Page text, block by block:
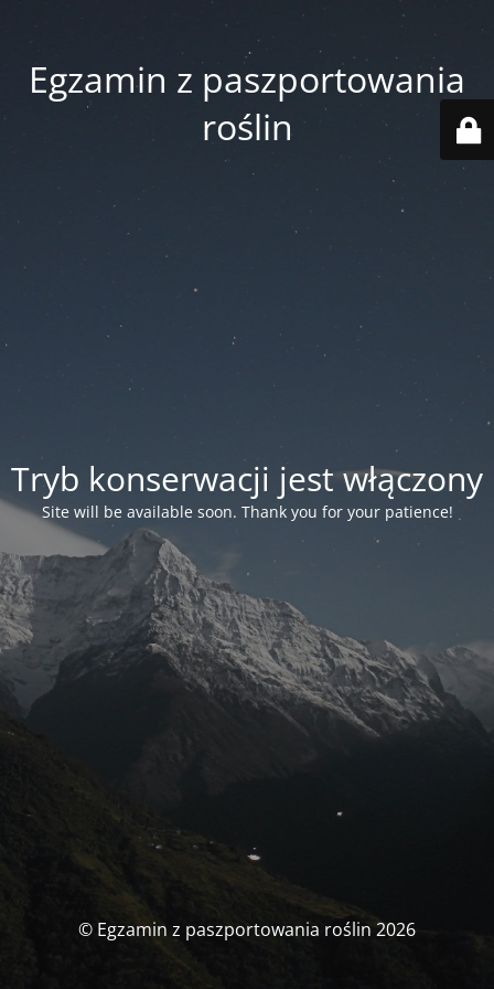
Egzamin z paszportowania
roślin
Tryb konserwacji jest włączony
Site will be available soon. Thank you for your patience!
© Egzamin z paszportowania roślin 2026